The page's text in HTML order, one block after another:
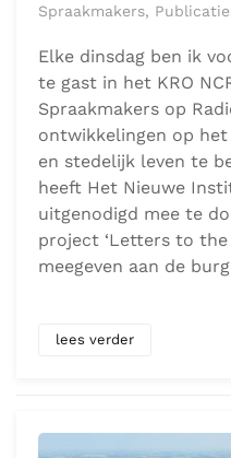
Spraakmakers,
Elke dinsdag ben ik
te gast in het KRO
Spraakmakers op
ontwikkelingen op
en stedelijk leven te
heeft Het Nieuwe
uitgenodigd mee te
project ‘Letters to the
meegeven aan de
lees verder